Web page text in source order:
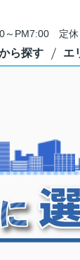
～PM7:00 定休
ら探す エ